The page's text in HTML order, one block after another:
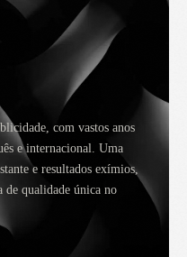
com vastos anos
e internacional. Uma
e resultados exímios,
de qualidade única no